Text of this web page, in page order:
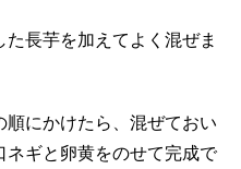
長芋を加えてよく混ぜま
にかけたら、混ぜておい
ギと卵黄をのせて完成で